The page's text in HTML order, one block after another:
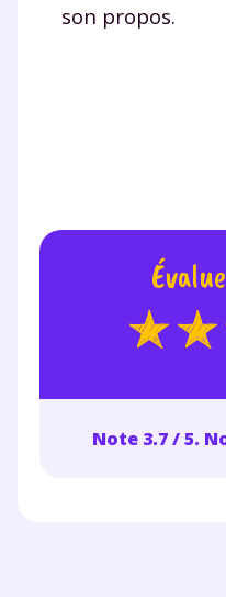
son propos.
Note 3.7 / 5.